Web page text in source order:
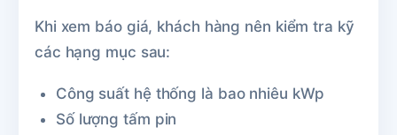
Khi xem báo giá, khách hàng nên kiểm tra kỹ
các hạng mục sau:
Công suất hệ thống là bao nhiêu kWp
Số lượng tấm pin